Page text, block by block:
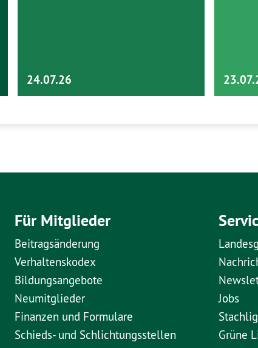
24.07.26
Für Mitglieder
Beitragsänderung
Verhaltenskodex
Bildungsangebote
Neumitglieder
Finanzen und Formulare
Schieds- und Schlichtungsstellen
Jobs
Grüne